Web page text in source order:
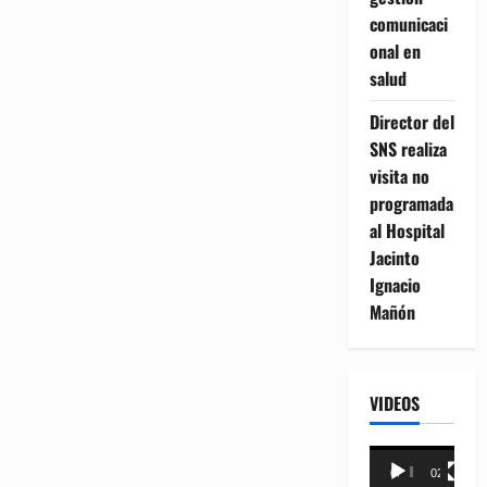
comunicaci
onal en
salud
Director del
SNS realiza
visita no
programada
al Hospital
Jacinto
Ignacio
Mañón
VIDEOS
Reproductor
00:00 02:18